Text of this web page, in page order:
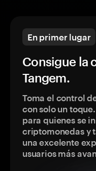
En primer lugar
Consigue la
Tangem.
Toma el control
con solo un
para quienes se
criptomonedas y
una excelente
usuarios más